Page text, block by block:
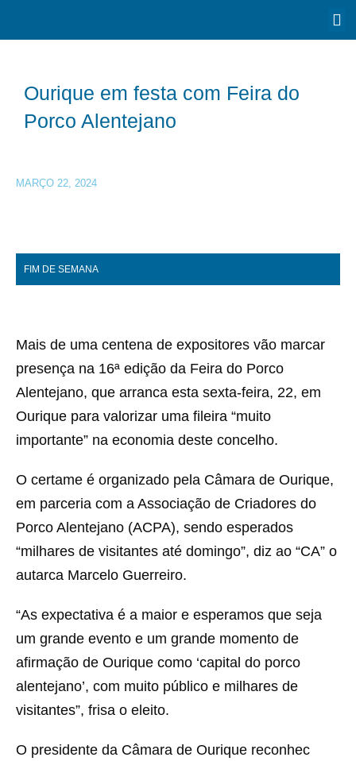
Ourique em festa com Feira do
Porco Alentejano
MARÇO 22, 2024
FIM DE SEMANA
Mais de uma centena de expositores vão marcar
presença na 16ª edição da Feira do Porco
Alentejano, que arranca esta sexta-feira, 22, em
Ourique para valorizar uma fileira “muito
importante” na economia deste concelho.
O certame é organizado pela Câmara de Ourique,
em parceria com a Associação de Criadores do
Porco Alentejano (ACPA), sendo esperados
“milhares de visitantes até domingo”, diz ao “CA” o
autarca Marcelo Guerreiro.
“As expectativa é a maior e esperamos que seja
um grande evento e um grande momento de
afirmação de Ourique como ‘capital do porco
alentejano’, com muito público e milhares de
visitantes”, frisa o eleito.
O presidente da Câmara de Ourique reconhec